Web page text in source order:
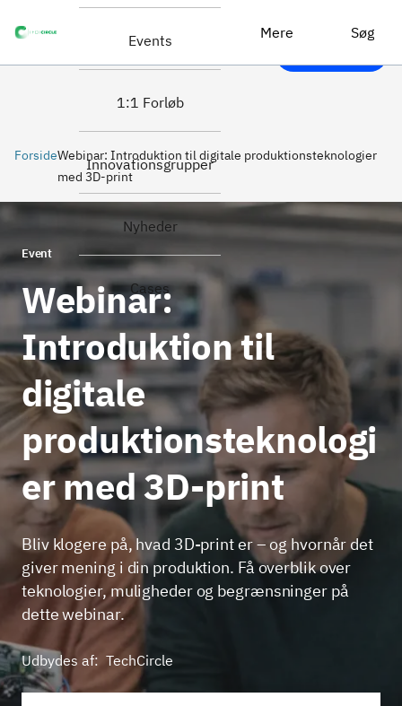
Events
1:1 Forløb
Innovationsgrupper
Nyheder
Cases
Mere Søg
Tilmeld dig
ForsideWebinar: Introduktion til digitale produktionsteknologier
med 3D-print
Event
Webinar:
Introduktion til
digitale
produktionsteknologi
er med 3D-print
Bliv klogere på, hvad 3D-print er – og hvornår det
giver mening i din produktion. Få overblik over
teknologier, muligheder og begrænsninger på
dette webinar.
Udbydes af: TechCircle